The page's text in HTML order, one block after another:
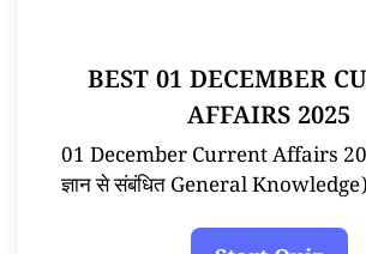
BEST 01 DECEMBER
AFFAIRS 2025
01 December Current Affairs
ज्ञान से संबंधित General Knowledge)